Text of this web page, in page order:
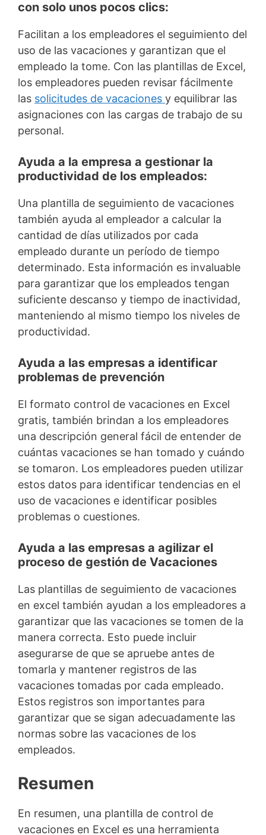
con solo unos pocos clics:
Facilitan a los empleadores el seguimiento del
uso de las vacaciones y garantizan que el
empleado la tome. Con las plantillas de Excel,
los empleadores pueden revisar fácilmente
las solicitudes de vacaciones y equilibrar las
asignaciones con las cargas de trabajo de su
personal.
Ayuda a la empresa a gestionar la
productividad de los empleados:
Una plantilla de seguimiento de vacaciones
también ayuda al empleador a calcular la
cantidad de días utilizados por cada
empleado durante un período de tiempo
determinado. Esta información es invaluable
para garantizar que los empleados tengan
suficiente descanso y tiempo de inactividad,
manteniendo al mismo tiempo los niveles de
productividad.
Ayuda a las empresas a identificar
problemas de prevención
El formato control de vacaciones en Excel
gratis, también brindan a los empleadores
una descripción general fácil de entender de
cuántas vacaciones se han tomado y cuándo
se tomaron. Los empleadores pueden utilizar
estos datos para identificar tendencias en el
uso de vacaciones e identificar posibles
problemas o cuestiones.
Ayuda a las empresas a agilizar el
proceso de gestión de Vacaciones
Las plantillas de seguimiento de vacaciones
en excel también ayudan a los empleadores a
garantizar que las vacaciones se tomen de la
manera correcta. Esto puede incluir
asegurarse de que se apruebe antes de
tomarla y mantener registros de las
vacaciones tomadas por cada empleado.
Estos registros son importantes para
garantizar que se sigan adecuadamente las
normas sobre las vacaciones de los
empleados.
Resumen
En resumen, una plantilla de control de
vacaciones en Excel es una herramienta